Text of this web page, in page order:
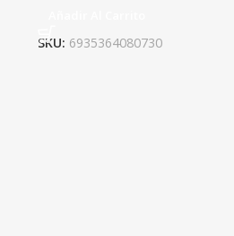
SKU: 6935364080730